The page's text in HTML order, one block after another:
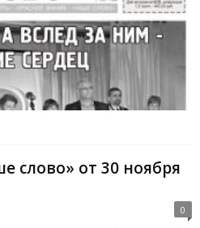
слово» от 30 ноября
0